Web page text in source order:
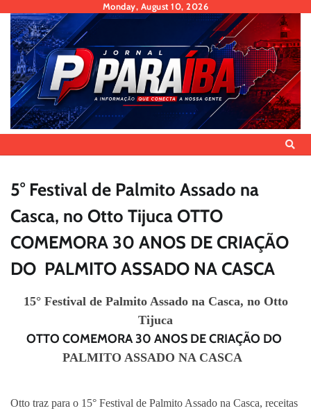
content
Monday, August 10, 2026
5° Festival de Palmito Assado na
Casca, no Otto Tijuca OTTO
COMEMORA 30 ANOS DE CRIAÇÃO
DO PALMITO ASSADO NA CASCA
15° Festival de Palmito Assado na Casca, no Otto
Tijuca
OTTO COMEMORA 30 ANOS DE CRIAÇÃO DO
PALMITO ASSADO NA CASCA
Otto traz para o 15° Festival de Palmito Assado na Casca, receitas